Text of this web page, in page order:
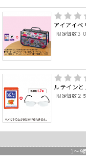
アイアイ
限定個数３
ルテイン
限定個数２
1 ～9